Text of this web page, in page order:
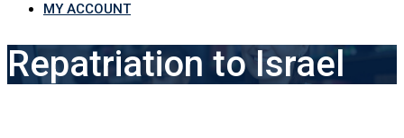
MY ACCOUNT
Repatriation to Israel